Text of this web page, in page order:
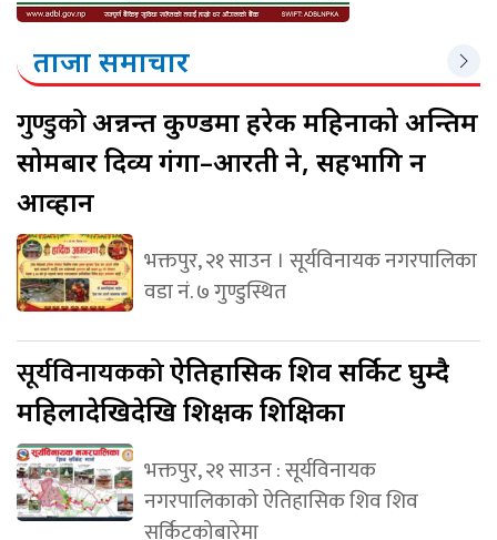
ताजा समाचार
गुण्डुकोअन्नन्त कुण्डमा हरेक महिनाको अन्तिम
सोमबार दिव्य गंगा–आरती हुने, सहभागि हुन
आव्हान
भक्तपुर, २१ साउन । सूर्यविनायक नगरपालिका
वडा नं. ७ गुण्डुस्थित
सूर्यविनायककोऐतिहासिक शिव सर्किट घुम्दै
महिलादेखिदेखि शिक्षक शिक्षिका
भक्तपुर, २१ साउन : सूर्यविनायक
नगरपालिकाको ऐतिहासिक शिव शिव
सर्किटकोबारेमा